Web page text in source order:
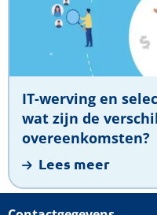
IT-werving en
wat zijn de
overeenkomsten?
Lees meer
selectie
recruitment:
zijn
verschillen
en